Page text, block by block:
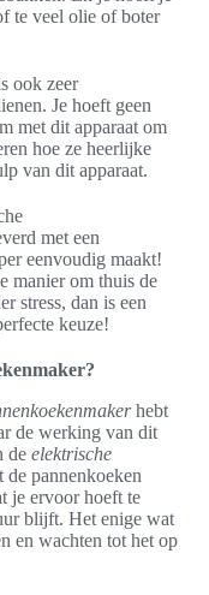
te veel olie of boter
ook zeer
Je hoeft geen
met dit apparaat om
hoe ze heerlijke
van dit apparaat.
met een
eenvoudig maakt!
manier om thuis de
stress, dan is een
keuze!
hebt
de werking van dit
de elektrische
pannenkoeken
je ervoor hoeft te
blijft. Het enige wat
en wachten tot het op